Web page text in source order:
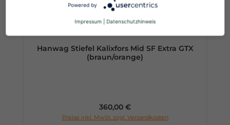
Hanwag Stiefel Kalixfors Mid SF Extra GTX
(braun/orange)
Regulärer Preis:
360,00 €
Preise inkl. MwSt. zzgl. Versandkosten
Powered by
Impressum Datenschutzhinweis